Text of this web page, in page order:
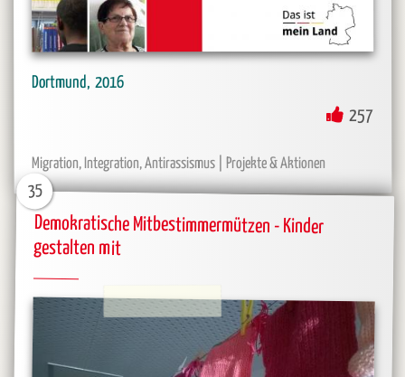
Dortmund 2016
257
Migration, Integration, Antirassismus Projekte & Aktionen
Demokratische Mitbestimmermützen - Kinder
gestalten mit
35